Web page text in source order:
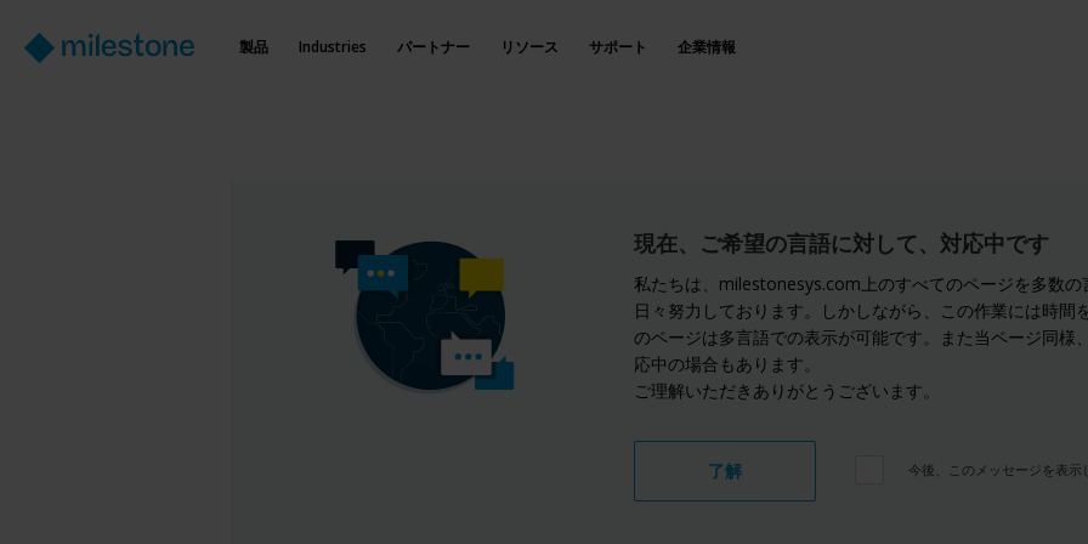
製品 Industries パートナー リソース サポート 企業情報
現在、ご希望の言語に対して、対応中です
私たちは、milestonesys.com上のすべてのページを多数
日々努力しております。しかしながら、この作業には時間
のページは多言語での表示が可能です。また当ページ同様
応中の場合もあります。
ご理解いただきありがとうございます。
了解 今後、このメッセージを表示